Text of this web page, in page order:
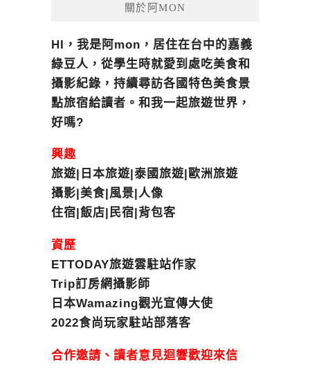
關於阿MON
HI，我是阿mon，居住在台中的嘉義
綠豆人，從學生時就愛到處吃美食和
攝影紀錄，持續尋訪各國特色美食景
點旅宿給讀者。和我一起旅遊世界，
好嗎?
興趣
旅遊|日本旅遊|泰國旅遊|歐洲旅遊
攝影|美食|風景|人像
住宿|飯店|民宿|背包客
資歷
ETTODAY旅遊雲駐站作家
Trip訂房網攝影師
日本Wamazing觀光宣傳大使
2022食尚玩家駐站部落客
合作邀請、讀者意見迴響歡迎來信